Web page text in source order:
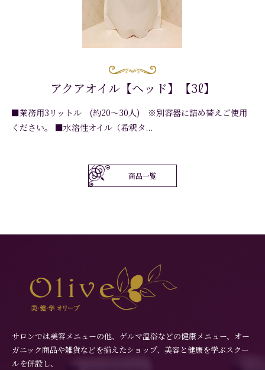
さらに詳しく
アクアオイル【ヘッド】【3ℓ】
■業務用3リットル (約20～30人) ※別容器に詰め替えご使用
ください。 ■水溶性オイル（希釈タ...
商品一覧
サロンでは美容メニューの他、ゲルマ温浴などの健康メニュー、オー
ガニック商品や雑貨などを揃えたショップ、美容と健康を学ぶスクー
ルを併設し、